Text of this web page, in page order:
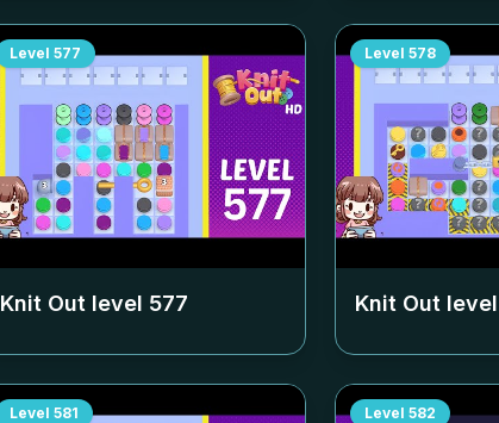
Level 577
Knit Out level 577
Level 578
Knit Out level
Level 581 Level 582